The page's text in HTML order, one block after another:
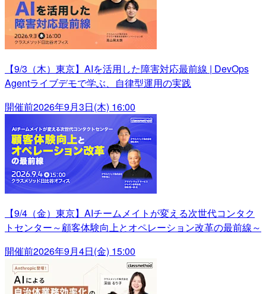
【9/3（木）東京】AIを活用した障害対応最前線 | DevOps
Agentライブデモで学ぶ、自律型運用の実践
開催前2026年9月3日(木) 16:00
【9/4（金）東京】AIチームメイトが変える次世代コンタク
トセンター～顧客体験向上とオペレーション改革の最前線～
開催前2026年9月4日(金) 15:00